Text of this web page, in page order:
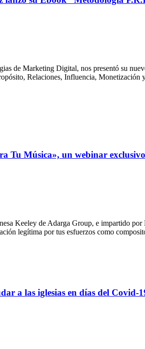
de Marketing Digital, nos presentó su
Relaciones, Influencia, Monetización
Tu Música», un webinar
Keeley de Adarga Group, e impartido
legítima por tus esfuerzos como
a las iglesias en días del Covid-